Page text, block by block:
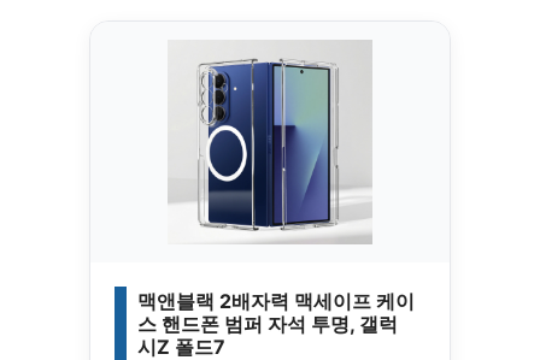
맥앤블랙 2배자력 맥세이프 케이
스 핸드폰 범퍼 자석 투명, 갤럭
시Z 폴드7